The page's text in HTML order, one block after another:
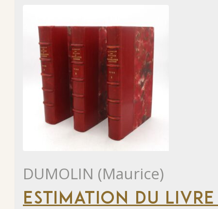
DUMOLIN (Maurice)
ESTIMATION DU